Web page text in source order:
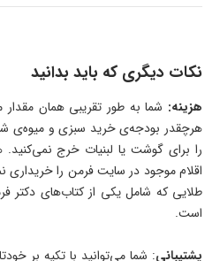
نکات دیگری که باید بدانید
هزینه: شما به طور تقریبی همان
هرچقدر بودجه‌ی خرید سبزی و میوه‌ی
را برای گوشت یا لبنیات خرج
اقلام موجود در سایت فرمن را
طلایی که شامل یکی از کتاب‌های
است.
پشتیبانی: شما می‌توانید با تکیه بر